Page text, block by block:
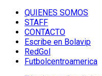
QUIENES SOMOS
STAFF
CONTACTO
Escribe en Bolavip
RedGol
Futbolcentroamerica